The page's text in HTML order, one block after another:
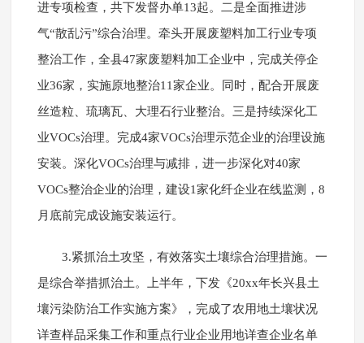
进专项检查，共下发督办单13起。二是全面推进涉
气“散乱污”综合治理。牵头开展废塑料加工行业专项
整治工作，全县47家废塑料加工企业中，完成关停企
业36家，实施原地整治11家企业。同时，配合开展废
丝造粒、琉璃瓦、大理石行业整治。三是持续深化工
业VOCs治理。完成4家VOCs治理示范企业的治理设施
安装。深化VOCs治理与减排，进一步深化对40家
VOCs整治企业的治理，建设1家化纤企业在线监测，8
月底前完成设施安装运行。
3.紧抓治土攻坚，有效落实土壤综合治理措施。一
是综合举措抓治土。上半年，下发《20xx年长兴县土
壤污染防治工作实施方案》，完成了农用地土壤状况
详查样品采集工作和重点行业企业用地详查企业名单